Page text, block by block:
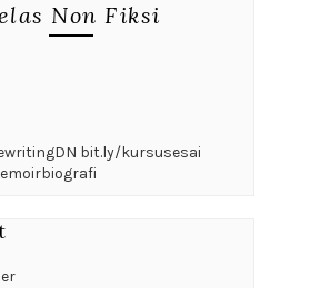
Non Fiksi
bit.ly/kursusesai